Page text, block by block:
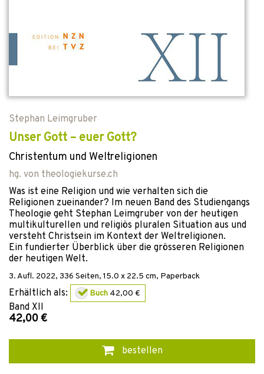
Stephan Leimgruber
Unser Gott – euer Gott?
Christentum und Weltreligionen
hg. von theologiekurse.ch
Was ist eine Religion und wie verhalten sich die
Religionen zueinander? Im neuen Band des Studiengangs
Theologie geht Stephan Leimgruber von der heutigen
multikulturellen und religiös pluralen Situation aus und
versteht Christsein im Kontext der Weltreligionen.
Ein fundierter Überblick über die grösseren Religionen
der heutigen Welt.
3. Aufl. 2022, 336 Seiten, 15.0 x 22.5 cm, Paperback
Erhältlich als: Buch 42,00 €
Band XII
42,00 €
bestellen